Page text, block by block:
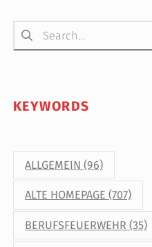
Suchen nach:
KEYWORDS
ALLGEMEIN (96)
ALTE HOMEPAGE (707)
BERUFSFEUERWEHR (35)